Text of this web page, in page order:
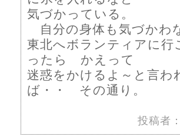
気づかっている。
自分の身体も気づかわ
東北へボランティアに行
ったら かえって
迷惑をかけるよ～と言
ば・・ その通り。
投稿者：